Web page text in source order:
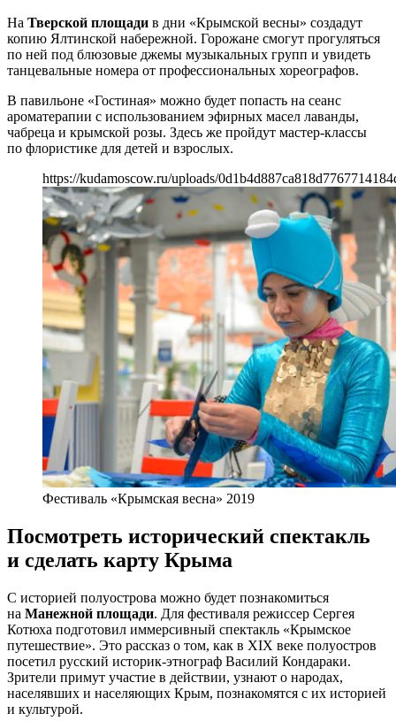
На Тверской площади в дни «Крымской весны» создадут
копию Ялтинской набережной. Горожане смогут прогуляться
по ней под блюзовые джемы музыкальных групп и увидеть
танцевальные номера от профессиональных хореографов.
В павильоне «Гостиная» можно будет попасть на сеанс
ароматерапии с использованием эфирных масел лаванды,
чабреца и крымской розы. Здесь же пройдут мастер-классы
по флористике для детей и взрослых.
https://kudamoscow.ru/uploads/
Фестиваль «Крымская весна» 2019
Посмотреть исторический спектакль
и сделать карту Крыма
С историей полуострова можно будет познакомиться
на Манежной площади. Для фестиваля режиссер Сергея
Котюха подготовил иммерсивный спектакль «Крымское
путешествие». Это рассказ о том, как в XIX веке полуостров
посетил русский историк-этнограф Василий Кондараки.
Зрители примут участие в действии, узнают о народах,
населявших и населяющих Крым, познакомятся с их историей
и культурой.